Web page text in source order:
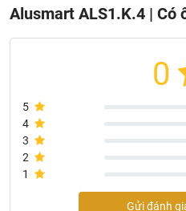
sử dụng cho căn nhà của bạn
Alusmart ALS1.K.4 | Có
0
5
4
3
2
1
Gửi đánh